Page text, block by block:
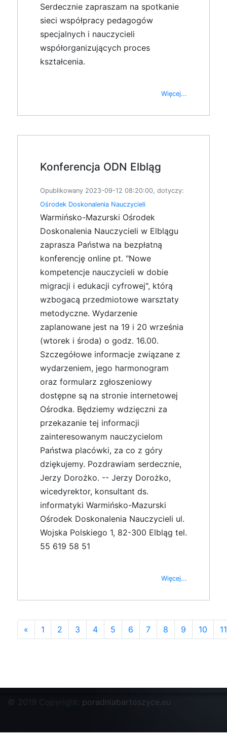
Serdecznie zapraszam na spotkanie
sieci współpracy pedagogów
specjalnych i nauczycieli
współorganizujących proces
kształcenia.
Więcej...
Konferencja ODN Elbląg
Opublikowany 2023-09-12 08:20:00, dotyczy:
Ośrodek Doskonalenia Nauczycieli
Warmińsko-Mazurski Ośrodek
Doskonalenia Nauczycieli w Elblągu
zaprasza Państwa na bezpłatną
konferencję online pt. "Nowe
kompetencje nauczycieli w dobie
migracji i edukacji cyfrowej", którą
wzbogacą przedmiotowe warsztaty
metodyczne. Wydarzenie
zaplanowane jest na 19 i 20 września
(wtorek i środa) o godz. 16.00.
Szczegółowe informacje związane z
wydarzeniem, jego harmonogram
oraz formularz zgłoszeniowy
dostępne są na stronie internetowej
Ośrodka. Będziemy wdzięczni za
przekazanie tej informacji
zainteresowanym nauczycielom
Państwa placówki, za co z góry
dziękujemy. Pozdrawiam serdecznie,
Jerzy Dorożko. -- Jerzy Dorożko,
wicedyrektor, konsultant ds.
informatyki Warmińsko-Mazurski
Ośrodek Doskonalenia Nauczycieli ul.
Wojska Polskiego 1, 82-300 Elbląg tel.
55 619 58 51
Więcej...
« 1 2 3 4 5 6 7 8 9 10 11
© 2019 Copyright: poradniabartoszyce.eu